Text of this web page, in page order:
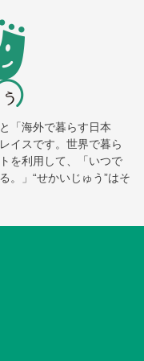
「海外で暮らす日本
イスです。世界で暮ら
を利用して、「いつで
。」“せかいじゅう”はそ